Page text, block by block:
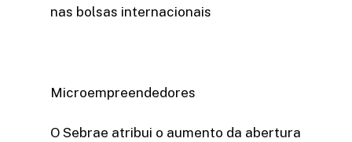
nas bolsas internacionais
Microempreendedores
O Sebrae atribui o aumento da abertura